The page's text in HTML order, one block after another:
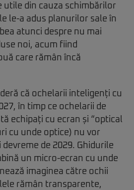
din cauza schimbărilor
le-a adus planurilor sale în
atunci despre nu mai
noi, acum fiind
care rămân încă
că ochelarii inteligenți cu
în timp ce ochelarii de
echipați cu ecran și “optical
cu unde optice) nu vor
de 2029. Ghidurile
un micro-ecran cu unde
imaginea către ochii
rămân transparente,